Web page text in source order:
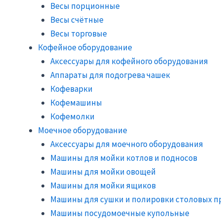
Весы порционные
Весы счётные
Весы торговые
Кофейное оборудование
Аксессуары для кофейного оборудования
Аппараты для подогрева чашек
Кофеварки
Кофемашины
Кофемолки
Моечное оборудование
Аксессуары для моечного оборудования
Машины для мойки котлов и подносов
Машины для мойки овощей
Машины для мойки ящиков
Машины для сушки и полировки столовых
Машины посудомоечные купольные